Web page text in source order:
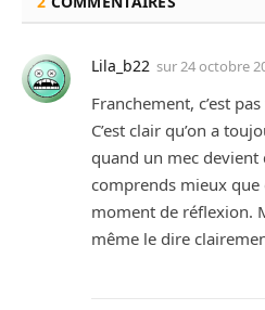
Lila_b22 sur24 octobre
Franchement, c’est
C’est clair qu’on a
quand un mec devient
comprends mieux que
moment de réflexion.
même le dire